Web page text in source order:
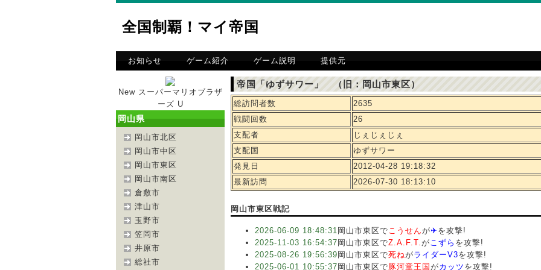
全国制覇！マイ帝国
お知らせ ゲーム紹介 ゲーム説明 提供元
New スーパーマリオブラザ
ーズ U
岡山県
岡山市北区
岡山市中区
岡山市東区
岡山市南区
倉敷市
津山市
玉野市
笠岡市
井原市
総社市
帝国「ゆずサワー」 （旧：岡山市東区）
総訪問者数
2635
戦闘回数
26
支配者
じぇじぇじぇ
支配国
ゆずサワー
発見日
2012-04-28 19:18:32
最新訪問
2026-07-30 18:13:10
岡山市東区戦記
2026-06-09 18:48:31 岡山市東区でこうせんが✈︎ を攻撃!
2025-11-03 16:54:37 岡山市東区でZ.A.F.T.がこずら を攻撃!
2025-08-26 19:56:39 岡山市東区で死ねがライダーV3を攻撃!
2025-06-01 10:55:37 岡山市東区で豚河童王国 がカッツ を攻撃!